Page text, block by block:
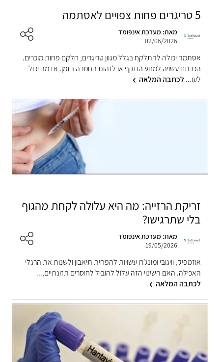
5 טריגרים פחות צפויים לאסתמה
מאת: מערכת אינפומד
02/06/2026
אסתמה יכולה להתלקח בגלל מגוון טריגרים, חלקם פחות מוכרים.
הכרתם עשויה למנוע התקף או לזהות החמרה בזמן. אז מה יכול
לעו...לכתבה המלאה
זריקת הרזייה: מה היא עלולה לקחת מהגוף
בלי שתרגישו?
מאת: מערכת אינפומד
19/05/2026
אוזמפיק, וויגובי ומונג׳רו עשויות להפחית תיאבון ולשנות את הרגלי
האכילה. האם השינוי הזה עלול להוביל לחוסרים תזונתיים,...
לכתבה המלאה